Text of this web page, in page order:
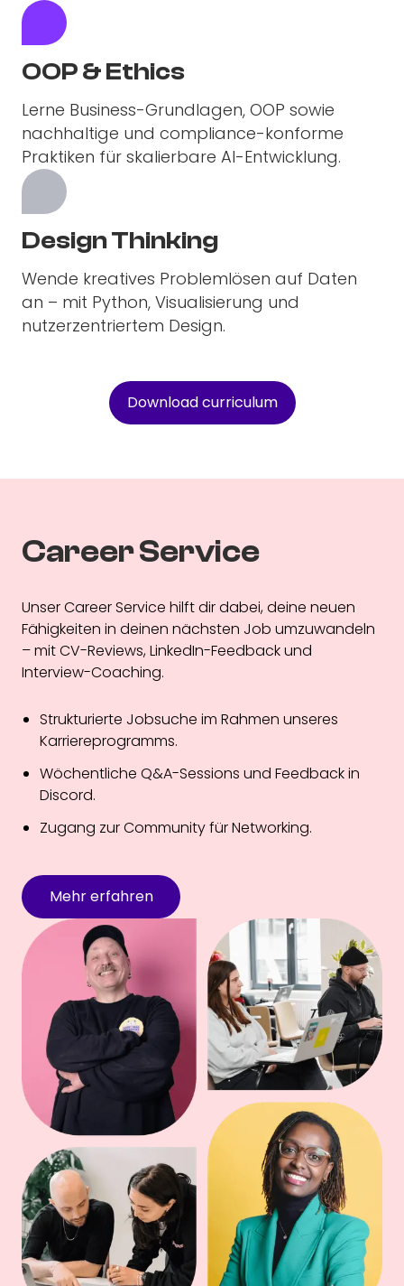
OOP & Ethics
Lerne Business-Grundlagen, OOP sowie
nachhaltige und compliance-konforme
Praktiken für skalierbare AI-Entwicklung.
Design Thinking
Wende kreatives Problemlösen auf Daten
an – mit Python, Visualisierung und
nutzerzentriertem Design.
Download curriculum
Career Service
Unser Career Service hilft dir dabei, deine neuen
Fähigkeiten in deinen nächsten Job umzuwandeln
– mit CV-Reviews, LinkedIn-Feedback und
Interview-Coaching.
Strukturierte Jobsuche im Rahmen unseres
Karriereprogramms.
Wöchentliche Q&A-Sessions und Feedback in
Discord.
Zugang zur Community für Networking.
Mehr erfahren